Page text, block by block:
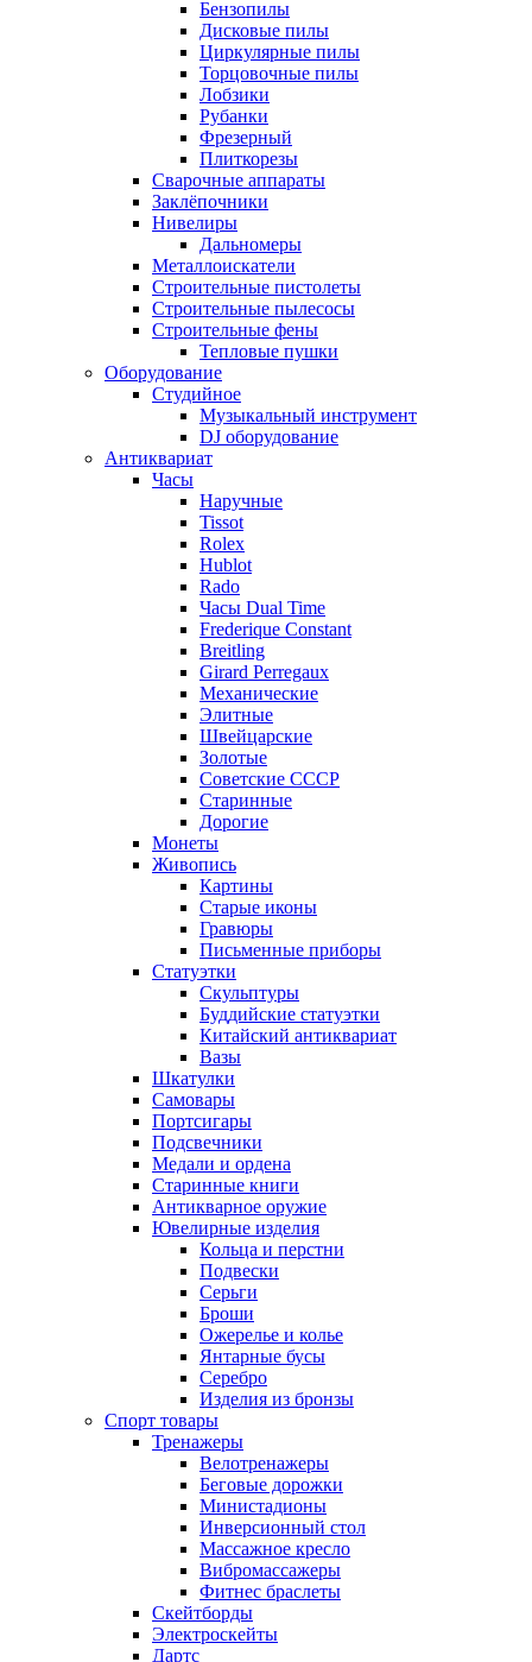
Бензопилы
Дисковые пилы
Циркулярные пилы
Торцовочные пилы
Лобзики
Рубанки
Фрезерный
Плиткорезы
Сварочные аппараты
Заклёпочники
Нивелиры
Дальномеры
Металлоискатели
Строительные пистолеты
Строительные пылесосы
Строительные фены
Тепловые пушки
Оборудование
Студийное
Музыкальный инструмент
DJ оборудование
Антиквариат
Часы
Наручные
Tissot
Rolex
Hublot
Rado
Часы Dual Time
Frederique Constant
Breitling
Girard Perregaux
Механические
Элитные
Швейцарские
Золотые
Советские СССР
Старинные
Дорогие
Монеты
Живопись
Картины
Старые иконы
Гравюры
Письменные приборы
Статуэтки
Скульптуры
Буддийские статуэтки
Китайский антиквариат
Вазы
Шкатулки
Самовары
Портсигары
Подсвечники
Медали и ордена
Старинные книги
Антикварное оружие
Ювелирные изделия
Кольца и перстни
Подвески
Серьги
Броши
Ожерелье и колье
Янтарные бусы
Серебро
Изделия из бронзы
Спорт товары
Тренажеры
Велотренажеры
Беговые дорожки
Министадионы
Инверсионный стол
Массажное кресло
Вибромассажеры
Фитнес браслеты
Скейтборды
Электроскейты
Дартс